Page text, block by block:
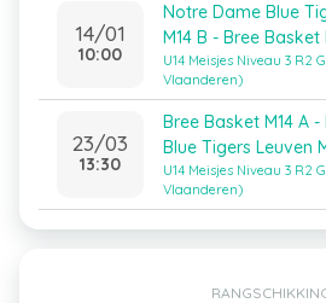
14/01
10:00
Notre Dame Blue
M14 B - Bree Basket
U14 Meisjes Niveau 3 R2
Vlaanderen)
23/03
13:30
Bree Basket M14 A
Blue Tigers Leuven
U14 Meisjes Niveau 3 R2
Vlaanderen)